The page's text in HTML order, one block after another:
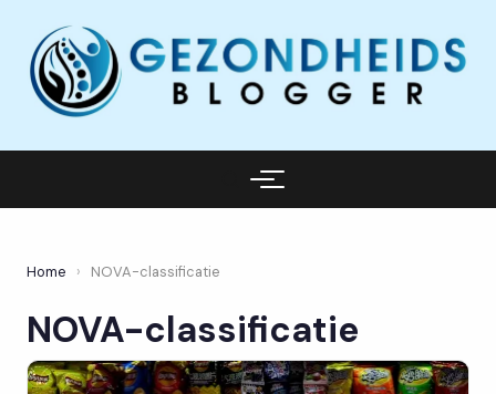
Home › NOVA-classificatie
NOVA-classificatie